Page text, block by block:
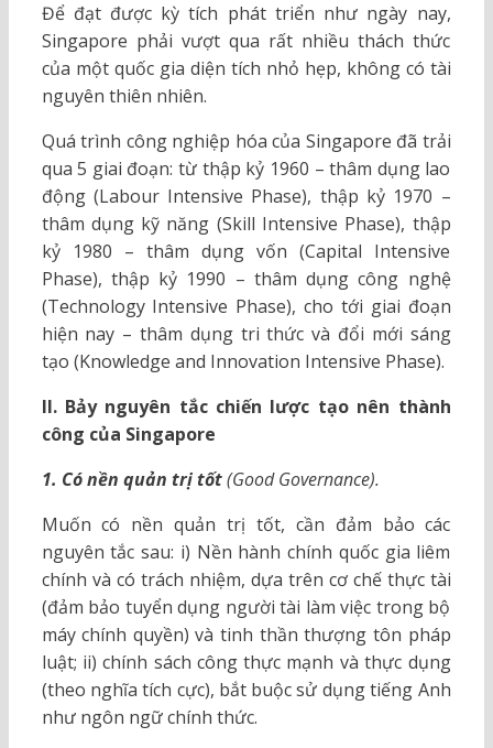
Để đạt được kỳ tích phát triển như ngày nay,
Singapore phải vượt qua rất nhiều thách thức
của một quốc gia diện tích nhỏ hẹp, không có tài
nguyên thiên nhiên.
Quá trình công nghiệp hóa của Singapore đã trải
qua 5 giai đoạn: từ thập kỷ 1960 – thâm dụng lao
động (Labour Intensive Phase), thập kỷ 1970 –
thâm dụng kỹ năng (Skill Intensive Phase), thập
kỷ 1980 – thâm dụng vốn (Capital Intensive
Phase), thập kỷ 1990 – thâm dụng công nghệ
(Technology Intensive Phase), cho tới giai đoạn
hiện nay – thâm dụng tri thức và đổi mới sáng
tạo (Knowledge and Innovation Intensive Phase).
II. Bảy nguyên tắc chiến lược tạo nên thành
công của Singapore
1. Có nền quản trị tốt(Good Governance).
Muốn có nền quản trị tốt, cần đảm bảo các
nguyên tắc sau: i) Nền hành chính quốc gia liêm
chính và có trách nhiệm, dựa trên cơ chế thực tài
(đảm bảo tuyển dụng người tài làm việc trong bộ
máy chính quyền) và tinh thần thượng tôn pháp
luật; ii) chính sách công thực mạnh và thực dụng
(theo nghĩa tích cực), bắt buộc sử dụng tiếng Anh
như ngôn ngữ chính thức.